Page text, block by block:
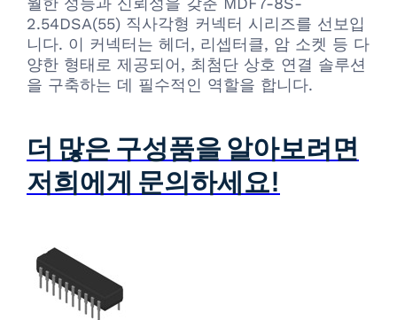
2.54DSA(55) 직사각형 커넥터 시리즈를 선보입
니다. 이 커넥터는 헤더, 리셉터클, 암 소켓 등 다
양한 형태로 제공되어, 최첨단 상호 연결 솔루션
을 구축하는 데 필수적인 역할을 합니다.
더 많은 구성품을 알아보려면
저희에게 문의하세요!